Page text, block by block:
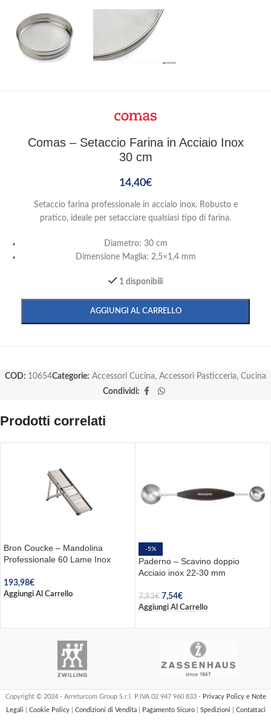
Comas – Setaccio Farina in Acciaio Inox
30 cm
14,40€
Setaccio farina professionale in acciaio inox. Robusto e
pratico, ideale per setacciare qualsiasi tipo di farina.
Diametro: 30 cm
Dimensione Maglia: 2,5×1,4 mm
1 disponibili
AGGIUNGI AL CARRELLO
COD: 10654Categorie: Accessori Cucina, Accessori Pasticceria, Cucina
Condividi:
Prodotti correlati
Bron Coucke – Mandolina
Professionale 60 Lame Inox
193,98€
Aggiungi Al Carrello
-5%
Paderno – Scavino doppio
Acciaio inox 22-30 mm
7,93€ 7,54€
Aggiungi Al Carrello
Copyright © 2024 - Arreturcom Group S.r.l. P.IVA 02 947 960 833 - Privacy Policy e Note
Legali
Cookie Policy Condizioni di Vendita Pagamento Sicuro Spedizioni Contattaci